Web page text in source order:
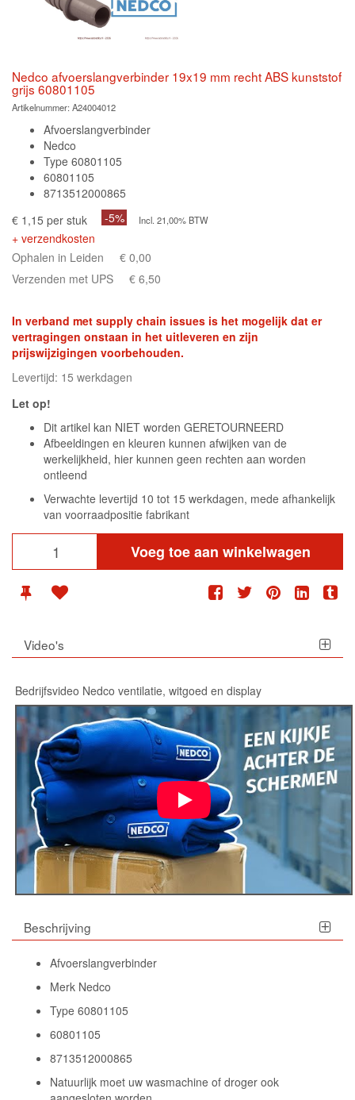
Nedco afvoerslangverbinder 19x19 mm recht ABS kunststof
grijs 60801105
Artikelnummer: A24004012
Afvoerslangverbinder
Nedco
Type 60801105
60801105
8713512000865
€ 1,15 per stuk
-5% Incl. 21,00% BTW
+ verzendkosten
Ophalen in Leiden
€ 0,00
Verzenden met UPS
€ 6,50
In verband met supply chain issues is het mogelijk dat er
vertragingen onstaan in het uitleveren en zijn
prijswijzigingen voorbehouden.
Levertijd: 15 werkdagen
Let op!
Dit artikel kan NIET worden GERETOURNEERD
Afbeeldingen en kleuren kunnen afwijken van de
werkelijkheid, hier kunnen geen rechten aan worden
ontleend
Verwachte levertijd 10 tot 15 werkdagen, mede afhankelijk
van voorraadpositie fabrikant
Voeg toe aan winkelwagen
Video's
Bedrijfsvideo Nedco ventilatie, witgoed en display
Beschrijving
Afvoerslangverbinder
Merk Nedco
Type 60801105
60801105
8713512000865
Natuurlijk moet uw wasmachine of droger ook